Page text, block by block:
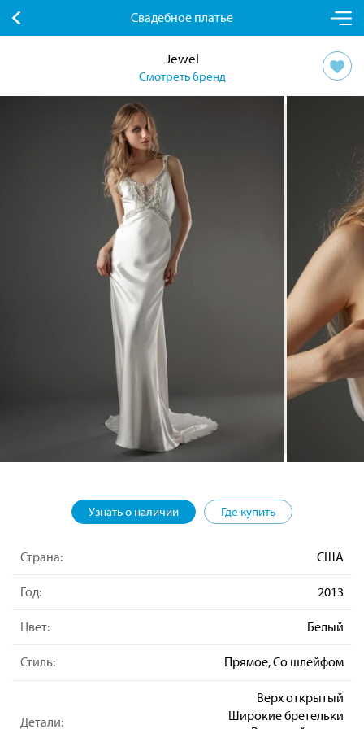
Свадебное платье
Jewel
Смотреть бренд
Узнать о наличии Где купить
Страна: США
Год: 2013
Цвет: Белый
Стиль: Прямое, Со шлейфом
Детали:
Верх открытый
Широкие бретельки